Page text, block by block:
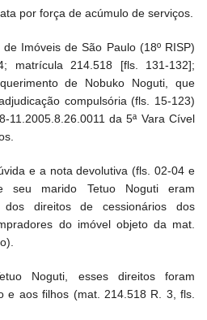
por força de acúmulo de serviços.
Imóveis de São Paulo (18º RISP)
matrícula 214.518 [fls. 131-132];
de Nobuko Noguti, que
compulsória (fls. 15-123)
11.2005.8.26.0011 da 5ª Vara Cível
e a nota devolutiva (fls. 02-04 e
seu marido Tetuo Noguti eram
dos direitos de cessionários dos
do imóvel objeto da mat.
Noguti, esses direitos foram
e aos filhos (mat. 214.518 R. 3, fls.